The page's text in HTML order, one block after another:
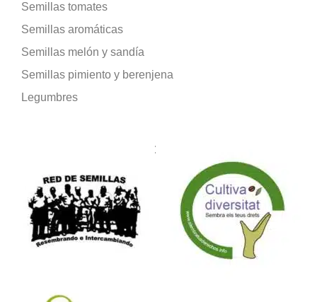
Semillas tomates
Semillas aromáticas
Semillas melón y sandía
Semillas pimiento y berenjena
Legumbres
Formamos parte de: